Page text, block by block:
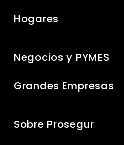
Hogares
Negocios y PYMES
Grandes Empresas
Sobre Prosegur